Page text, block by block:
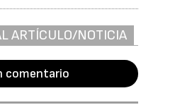
ARTÍCULO/NOTICIA
comentario